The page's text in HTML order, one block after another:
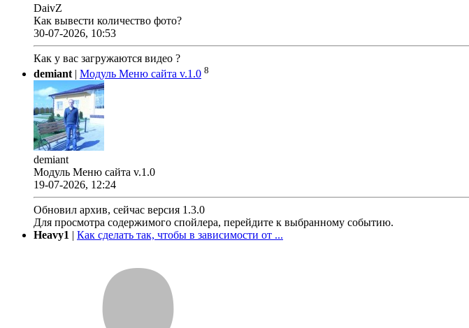
DaivZ
Как вывести количество фото?
30-07-2026, 10:53
Как у вас загружаются видео ?
demiant | Модуль Меню сайта v.1.0 8
demiant
Модуль Меню сайта v.1.0
19-07-2026, 12:24
Обновил архив, сейчас версия 1.3.0
Для просмотра содержимого спойлера, перейдите к выбранному событию.
Heavy1 | Как сделать так, чтобы в зависимости от ...